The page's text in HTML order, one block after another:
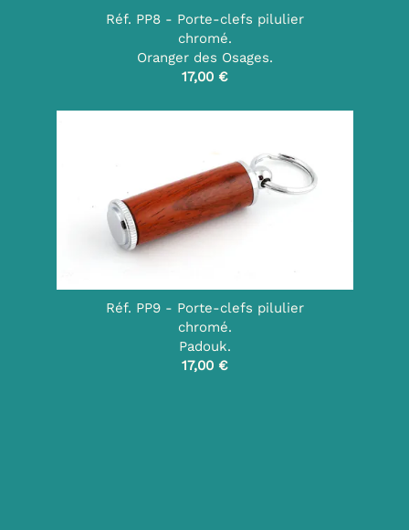
Réf. PP8 - Porte-clefs pilulier
chromé.
Oranger des Osages.
17,00 €
Réf. PP9 - Porte-clefs pilulier
chromé.
Padouk.
17,00 €